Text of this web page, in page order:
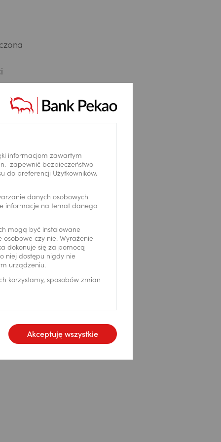
o
informacjom zawartym
zapewnić bezpieczeństwo
do preferencji Użytkowników,
danych osobowych
informacje na temat danego
mogą być instalowane
czy nie. Wyrażenie
dokonuje się za pomocą
niej dostępu nigdy nie
urządzeniu.
korzystamy, sposobów zmian
Akceptuję wszystkie